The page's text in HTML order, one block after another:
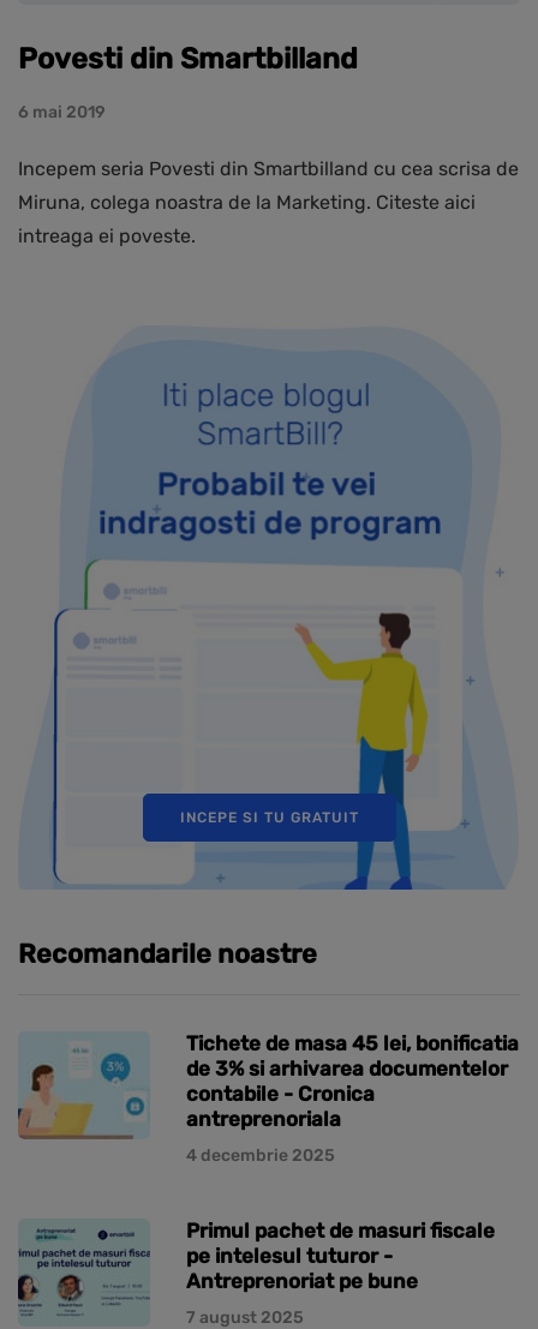
Povesti din Smartbilland
6 mai 2019
Incepem seria Povesti din Smartbilland cu cea scrisa de
Miruna, colega noastra de la Marketing. Citeste aici
intreaga ei poveste.
INCEPE SI TU GRATUIT
Recomandarile noastre
Tichete de masa 45 lei, bonificatia
de 3% si arhivarea documentelor
contabile - Cronica
antreprenoriala
4 decembrie 2025
Primul pachet de masuri fiscale
pe intelesul tuturor -
Antreprenoriat pe bune
7 august 2025